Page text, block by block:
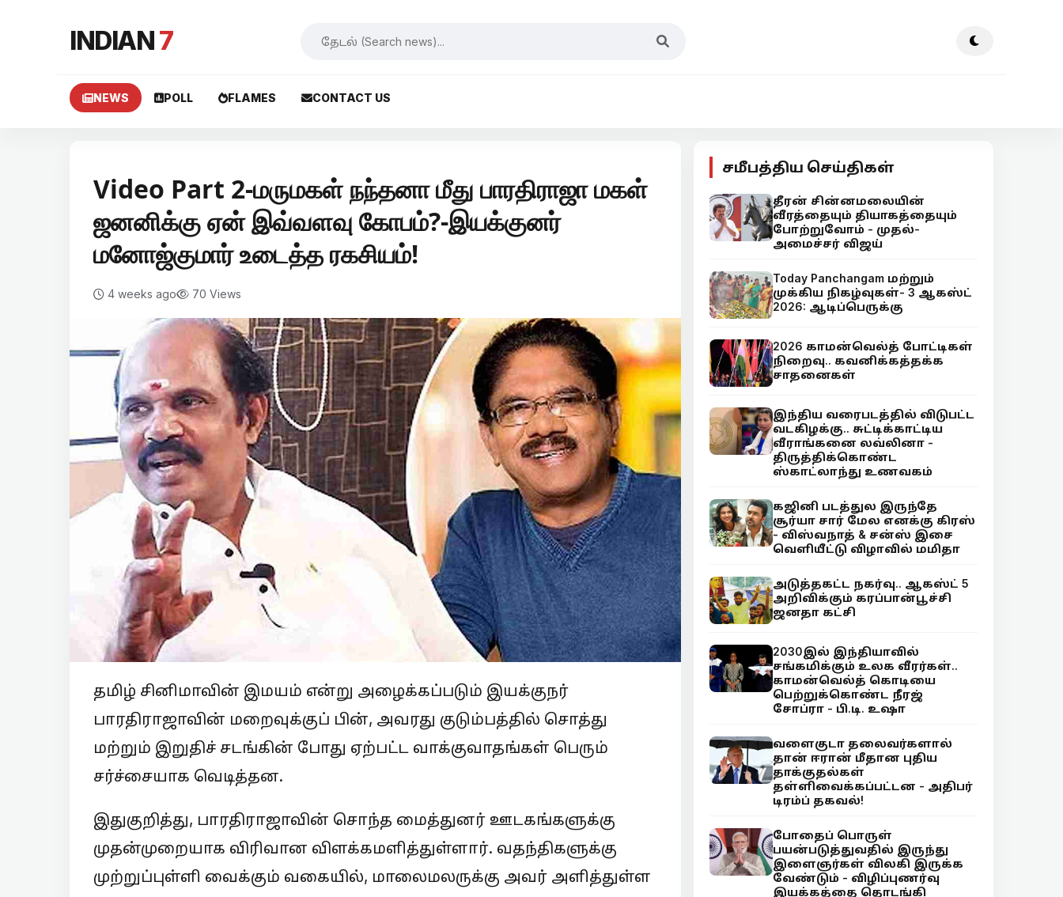
INDIAN7
NEWS POLL FLAMES CONTACT US
Video Part 2-மருமகள் நந்தனா மீது பாரதிராஜா மகள்
ஜனனிக்கு ஏன் இவ்வளவு கோபம்?-இயக்குனர்
மனோஜ்குமார் உடைத்த ரகசியம்!
4 weeks ago 70 Views
தமிழ் சினிமாவின் இமயம் என்று அழைக்கப்படும் இயக்குநர்
பாரதிராஜாவின் மறைவுக்குப் பின், அவரது குடும்பத்தில் சொத்து
மற்றும் இறுதிச் சடங்கின் போது ஏற்பட்ட வாக்குவாதங்கள் பெரும்
சர்ச்சையாக வெடித்தன.
இதுகுறித்து, பாரதிராஜாவின் சொந்த மைத்துனர் ஊடகங்களுக்கு
முதன்முறையாக விரிவான விளக்கமளித்துள்ளார். வதந்திகளுக்கு
முற்றுப்புள்ளி வைக்கும் வகையில், மாலைமலருக்கு அவர் அளித்துள்ள
சமீபத்திய செய்திகள்
தீரன் சின்னமலையின்
வீரத்தையும் தியாகத்தையும்
போற்றுவோம் - முதல்-
அமைச்சர் விஜய்
Today Panchangam மற்றும்
முக்கிய நிகழ்வுகள்- 3 ஆகஸ்ட்
2026: ஆடிப்பெருக்கு
2026 காமன்வெல்த் போட்டிகள்
நிறைவு.. கவனிக்கத்தக்க
சாதனைகள்
இந்திய வரைபடத்தில் விடுபட்ட
வடகிழக்கு.. சுட்டிக்காட்டிய
வீராங்கனை லவ்லினா -
திருத்திக்கொண்ட
ஸ்காட்லாந்து உணவகம்
கஜினி படத்துல இருந்தே
சூர்யா சார் மேல எனக்கு கிரஸ்
- விஸ்வநாத் & சன்ஸ் இசை
வெளியீட்டு விழாவில் மமிதா
அடுத்தகட்ட நகர்வு.. ஆகஸ்ட் 5
அறிவிக்கும் கரப்பான்பூச்சி
ஜனதா கட்சி
2030இல் இந்தியாவில்
சங்கமிக்கும் உலக வீரர்கள்..
காமன்வெல்த் கொடியை
பெற்றுக்கொண்ட நீரஜ்
சோப்ரா - பி.டி. உஷா
வளைகுடா தலைவர்களால்
தான் ஈரான் மீதான புதிய
தாக்குதல்கள்
தள்ளிவைக்கப்பட்டன - அதிபர்
டிரம்ப் தகவல்!
போதைப் பொருள்
பயன்படுத்துவதில் இருந்து
இளைஞர்கள் விலகி இருக்க
வேண்டும் - விழிப்புணர்வு
இயக்கத்தை தொடங்கி